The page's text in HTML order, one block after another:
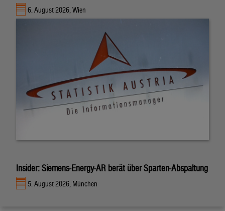
6. August 2026, Wien
Insider: Siemens-Energy-AR berät über Sparten-Abspaltung
5. August 2026, München